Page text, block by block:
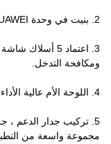
2. بنيت في وحدة 4U HUAWEI.
3. اعتماد 5
ومكافحة التدخل.
4. اللوحة الأم عالية الأداء ، 7x24 عملية مستمرة.
مجموعة واسعة من